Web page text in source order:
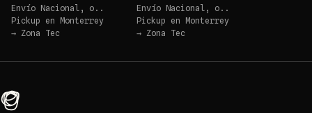
Envío Nacional, o..
Pickup en Monterrey
→ Zona Tec
Envío Nacional, o..
Pickup en Monterrey
→ Zona Tec